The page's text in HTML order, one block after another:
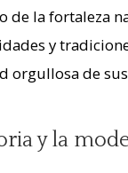
de la fortaleza
y
orgullosa de
y la